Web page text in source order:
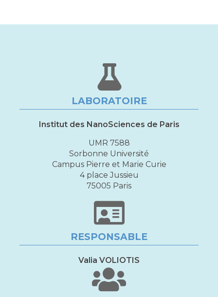
LABORATOIRE
Institut des NanoSciences de Paris
UMR 7588
Sorbonne Université
Campus Pierre et Marie Curie
4 place Jussieu
75005 Paris
RESPONSABLE
Valia VOLIOTIS